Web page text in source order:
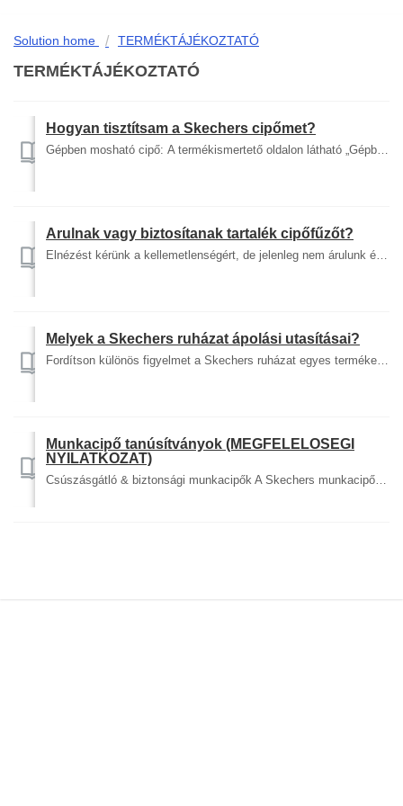
Solution home TERMÉKTÁJÉKOZTATÓ
TERMÉKTÁJÉKOZTATÓ
Hogyan tisztítsam a Skechers cipőmet?
Gépben mosható cipő: A termékismertető oldalon látható „Gépben mosható” ikonnal rendelkező bármilyen cipő modell biztonságosan mosható mosószerrel, kímélő p...
Árulnak vagy biztosítanak tartalék cipőfűzőt?
Elnézést kérünk a kellemetlenségért, de jelenleg nem árulunk és nem tartunk tartalék cipőfűzőt. Cipőink bármilyen hagyományos fűzővel használhatók, amelyeke...
Melyek a Skechers ruházat ápolási utasításai?
Fordítson különös figyelmet a Skechers ruházat egyes termékeihez mellékelt ápolási utasításokra. Az ápolásra vonatkozó utasítások betartása segít megőrizni ...
Munkacipő tanúsítványok (MEGFELELŐSÉGI
NYILATKOZAT)
Csúszásgátló & biztonsági munkacipők A Skechers munkacipők megfelelnek az európai biztonsági szabványoknak. A megfelelőségi nyilatkozatokat innen tölt...